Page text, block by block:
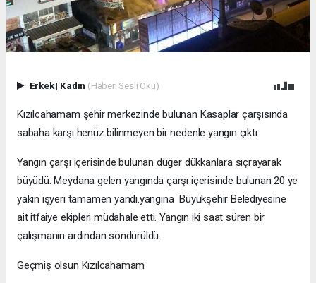
Erkek| Kadın (Haberi Sesli Oku)
Kızılcahamam şehir merkezinde bulunan Kasaplar çarşısında
sabaha karşı henüz bilinmeyen bir nedenle yangın çıktı.
Yangın çarşı içerisinde bulunan düğer dükkanlara sıçrayarak
büyüdü. Meydana gelen yangında çarşı içerisinde bulunan 20 ye
yakın işyeri tamamen yandı.yangına Büyükşehir Belediyesine
ait itfaiye ekipleri müdahale etti. Yangın iki saat süren bir
çalışmanın ardından söndürüldü.
Geçmiş olsun Kızılcahamam